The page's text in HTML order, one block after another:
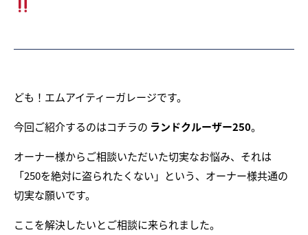
ども！エムアイティーガレージです。
今回ご紹介するのはコチラの ランドクルーザー250。
オーナー様からご相談いただいた切実なお悩み、それは
「250を絶対に盗られたくない」という、オーナー様共通の
切実な願いです。
ここを解決したいとご相談に来られました。